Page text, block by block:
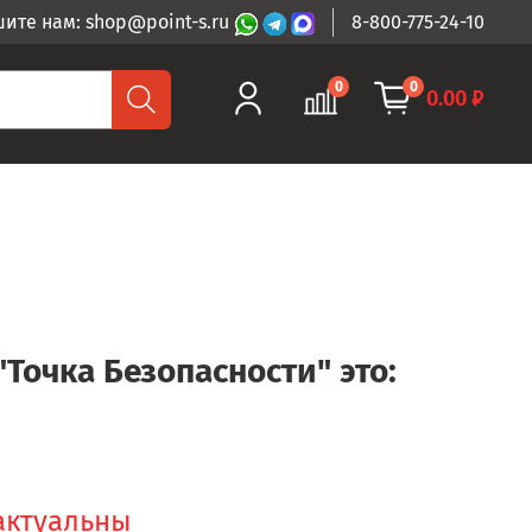
нам: shop@point-s.ru 8-800-775-24-10
0 0 0.00 ₽
Безопасности" это: